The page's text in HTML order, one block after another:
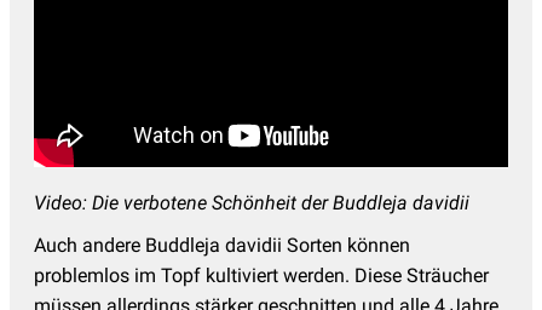
Video: Die verbotene Schönheit der Buddleja davidii
Auch andere Buddleja davidii Sorten können
problemlos im Topf kultiviert werden. Diese Sträucher
müssen allerdings stärker geschnitten und alle 4 Jahre